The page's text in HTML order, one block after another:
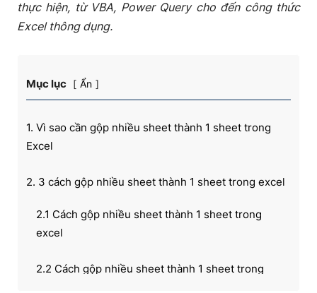
thực hiện, từ VBA, Power Query cho đến công thức
Excel thông dụng.
Mục lục Ẩn
1. Vì sao cần gộp nhiều sheet thành 1 sheet trong
Excel
2. 3 cách gộp nhiều sheet thành 1 sheet trong excel
2.1 Cách gộp nhiều sheet thành 1 sheet trong
excel
2.2 Cách gộp nhiều sheet thành 1 sheet trong